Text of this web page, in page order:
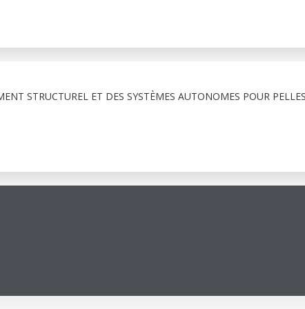
STRUCTUREL ET DES SYSTÈMES AUTONOMES POUR